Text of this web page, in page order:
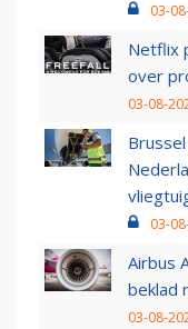
03-
Netflix
over
03-08-
03-
Airbus
beklad
03-08-